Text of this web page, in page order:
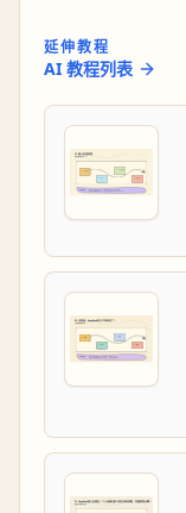
延伸教程
AI 教程列表